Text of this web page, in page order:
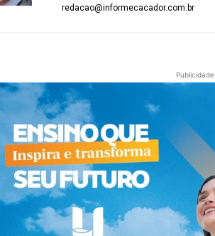
redacao@informecacador.com.br
Publicidade